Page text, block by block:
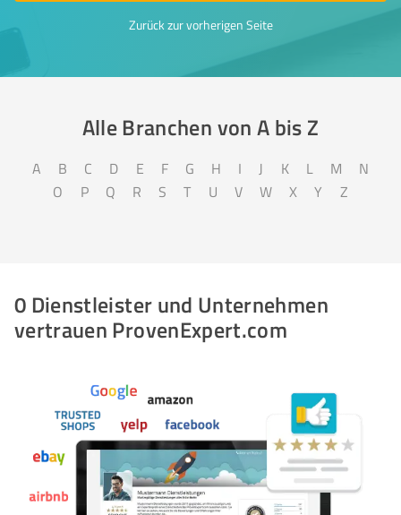
Zurück zur vorherigen Seite
Alle Branchen von A bis Z​
A B C D E F G H I J K L M
N
O
P Q R S T U V W X Y Z
0 Dienstleister und Unternehmen
vertrauen ProvenExpert.com